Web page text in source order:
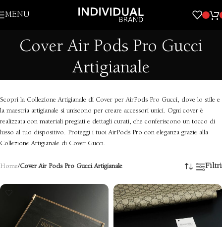
Skip to navigation
MENU
Cover Air Pods Pro Gucci
Artigianale
Scopri la Collezione Artigianale di Cover per AirPods Pro Gucci, dove lo stile e
la maestria artigianale si uniscono per creare accessori unici. Ogni cover è
realizzata con materiali pregiati e dettagli curati, che conferiscono un tocco di
lusso al tuo dispositivo. Proteggi i tuoi AirPods Pro con eleganza grazie alla
Collezione Artigianale di Cover Gucci.
Home/Cover Air Pods Pro Gucci Artigianale Filtri